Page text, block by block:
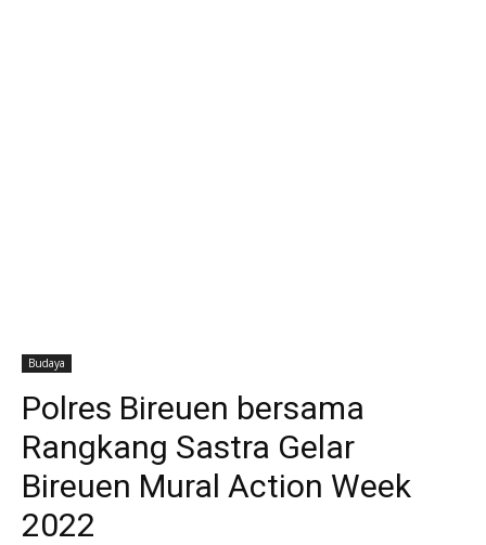
Budaya
Polres Bireuen bersama
Rangkang Sastra Gelar
Bireuen Mural Action Week
2022